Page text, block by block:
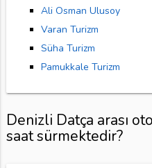
Ali Osman Ulusoy
Varan Turizm
Süha Turizm
Pamukkale Turizm
Denizli Datça arası
saat sürmektedir?